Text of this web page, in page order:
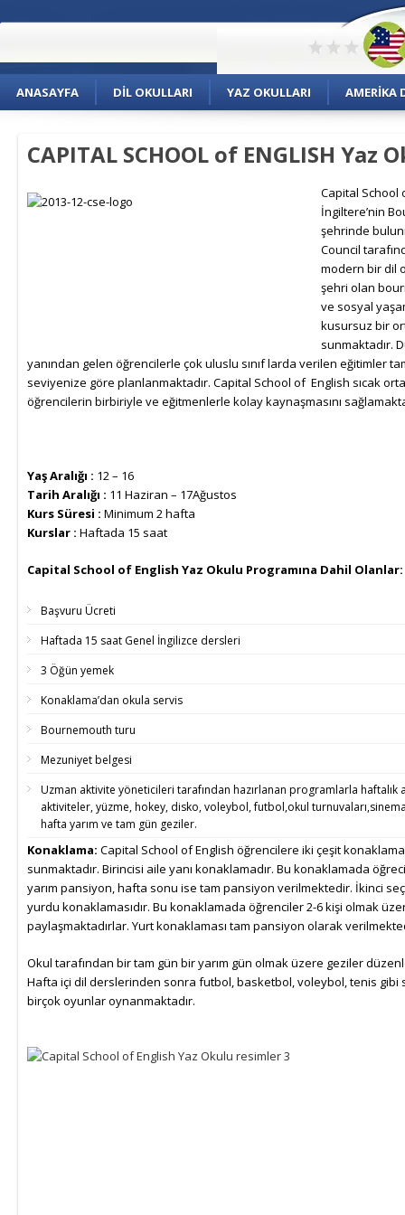
ANASAYFA DIL OKULLARI YAZ OKULLARI AMERIKA
CAPITAL SCHOOL of ENGLISH Yaz
Capital School
İngiltere’nin
şehrinde
Council
modern bir dil
şehri olan
ve sosyal
kusursuz bir
sunmaktadır.
yanından gelen öğrencilerle çok uluslu sınıf larda verilen eğitimler
seviyenize göre planlanmaktadır. Capital School of English sıcak
öğrencilerin birbiriyle ve eğitmenlerle kolay kaynaşmasını
Yaş Aralığı : 12 – 16
Tarih Aralığı : 11 Haziran – 17Ağustos
Kurs Süresi : Minimum 2 hafta
Kurslar : Haftada 15 saat
Capital School of English Yaz Okulu Programına Dahil Olanlar:
Başvuru Ücreti
Haftada 15 saat Genel İngilizce dersleri
3 Öğün yemek
Konaklama’dan okula servis
Bournemouth turu
Mezuniyet belgesi
Uzman aktivite yöneticileri tarafından hazırlanan programlarla haftalık
aktiviteler, yüzme, hokey, disko, voleybol, futbol,okul
hafta yarım ve tam gün geziler.
Konaklama: Capital School of English öğrencilere iki çeşit
sunmaktadır. Birincisi aile yanı konaklamadır. Bu konaklamada
yarım pansiyon, hafta sonu ise tam pansiyon verilmektedir. İkinci
yurdu konaklamasıdır. Bu konaklamada öğrenciler 2-6 kişi olmak
paylaşmaktadırlar. Yurt konaklaması tam pansiyon olarak
Okul tarafından bir tam gün bir yarım gün olmak üzere geziler
Hafta içi dil derslerinden sonra futbol, basketbol, voleybol, tenis gibi
birçok oyunlar oynanmaktadır.